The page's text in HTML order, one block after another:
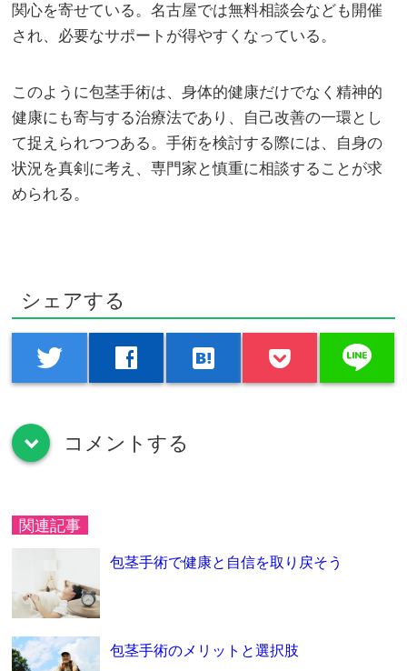
関心を寄せている。名古屋では無料相談会なども開催
され、必要なサポートが得やすくなっている。
このように包茎手術は、身体的健康だけでなく精神的
健康にも寄与する治療法であり、自己改善の一環とし
て捉えられつつある。手術を検討する際には、自身の
状況を真剣に考え、専門家と慎重に相談することが求
められる。
シェアする
twitter facebook hatenabookmark line
down コメントする
関連記事
包茎手術で健康と自信を取り戻そう
包茎手術のメリットと選択肢